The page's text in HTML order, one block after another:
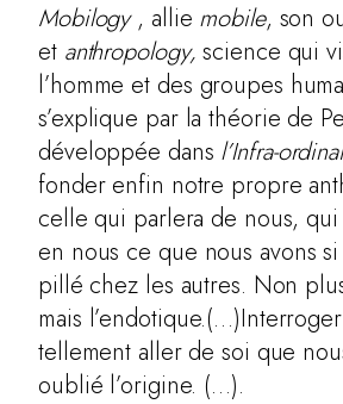
Mobilogy, allie mobile, son
et anthropology,science qui
l’homme et des groupes
s’explique par la théorie de
développée dans l’Infra-
fonder enfin notre propre
celle qui parlera de nous,
en nous ce que nous avons
pillé chez les autres. Non
mais
tellement aller de soi que
oublié l’origine. (…).